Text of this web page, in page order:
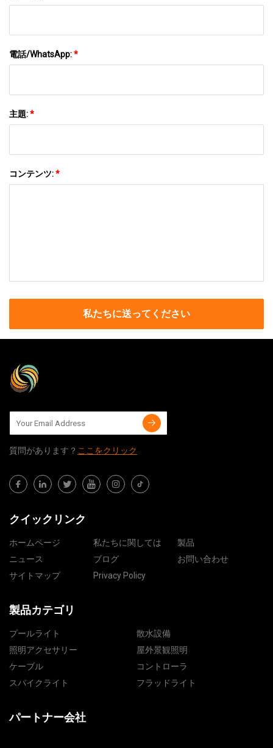
電話/WhatsApp:*
主題:*
コンテンツ:*
私たちに送ってください
質問​​があります？ ここをクリック
クイックリンク
ホームページ 私たちに関しては
製品
ニュース
ブログ
お問い合わせ
サイトマップ
Privacy Policy
製品カテゴリ
プールライト
散水設備
照明アクセサリー
屋外景観照明
ケーブル
コントローラ
スパイクライト
フラッドライト
パートナー会社